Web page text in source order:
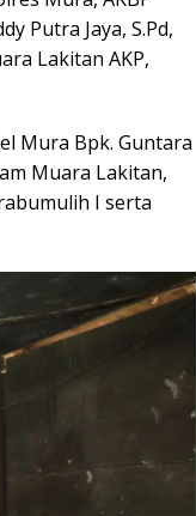
Putra Jaya, S.Pd,
Lakitan AKP,
Mura Bpk. Guntara
Muara Lakitan,
I serta